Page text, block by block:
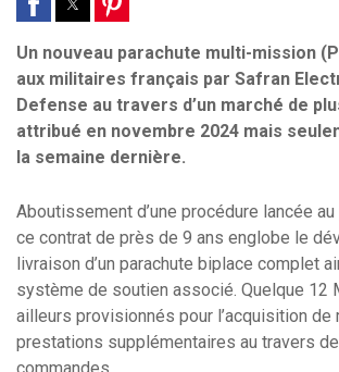
Un nouveau parachute multi-mission
aux militaires français par Safran
Defense au travers d’un marché de
attribué en novembre 2024 mais
la semaine dernière.
Aboutissement d’une procédure lancée
ce contrat de près de 9 ans englobe le
livraison d’un parachute biplace complet
système de soutien associé. Quelque 12
ailleurs provisionnés pour l’acquisition de
prestations supplémentaires au travers